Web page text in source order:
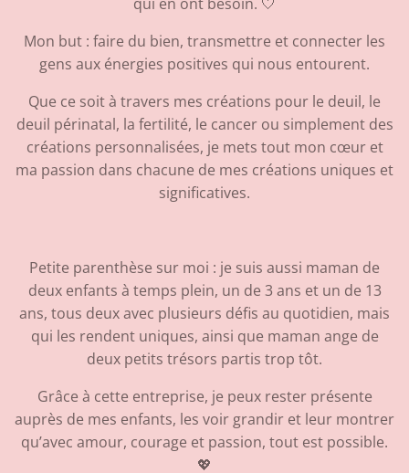
Mon but : faire du bien, transmettre et connecter les
gens aux énergies positives qui nous entourent.
Que ce soit à travers mes créations pour le deuil, le
deuil périnatal, la fertilité, le cancer ou simplement des
créations personnalisées, je mets tout mon cœur et
ma passion dans chacune de mes créations uniques et
significatives.
Petite parenthèse sur moi : je suis aussi maman de
deux enfants à temps plein, un de 3 ans et un de 13
ans, tous deux avec plusieurs défis au quotidien, mais
qui les rendent uniques, ainsi que maman ange de
deux petits trésors partis trop tôt.
Grâce à cette entreprise, je peux rester présente
auprès de mes enfants, les voir grandir et leur montrer
qu’avec amour, courage et passion, tout est possible.
💖